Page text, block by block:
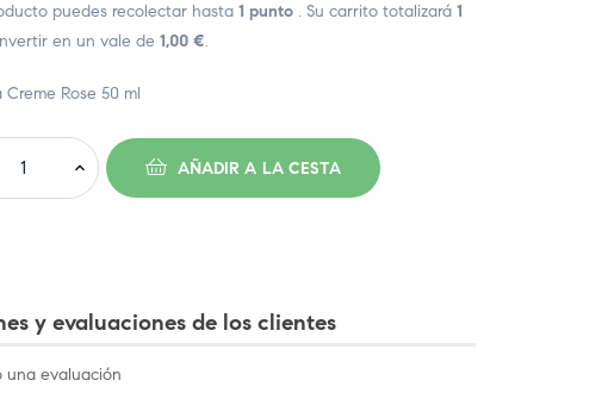
puedes recolectar hasta 1 punto . Su carrito totalizará 1
en un vale de 1,00 €.
Rose 50 ml
AÑADIR A LA CESTA
y evaluaciones de los clientes
una evaluación